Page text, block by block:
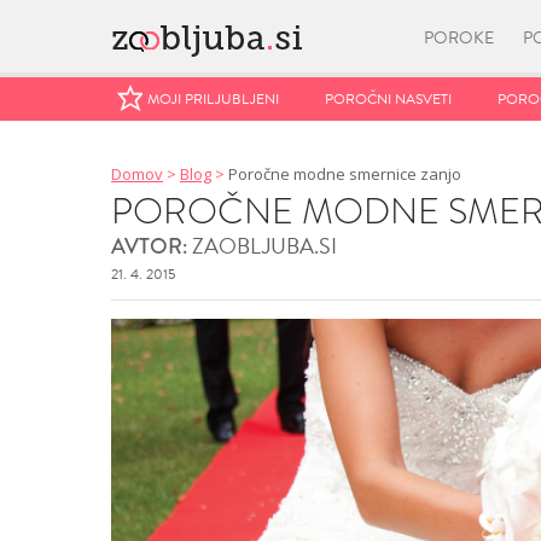
POROKE
MOJI PRILJUBLJENI POROČNI NASVETI
MOJI PRILJUBLJENI POROČNI NASVETI
Domov > Blog > Poročne modne smernice zanjo
POROČNE MODNE
AVTOR:ZAOBLJUBA.SI
21. 4. 2015